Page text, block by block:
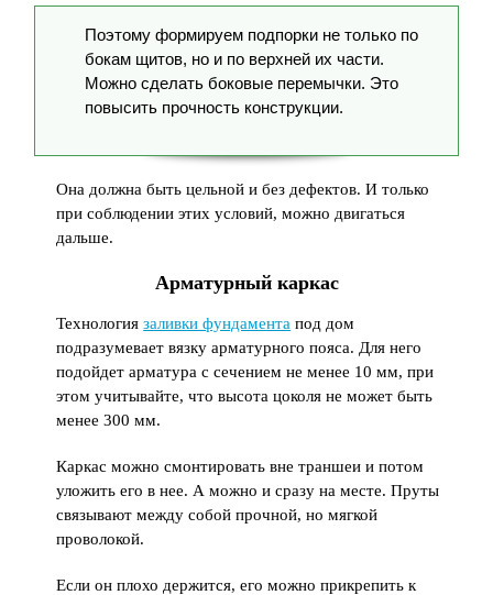
Поэтому формируем подпорки не только по
бокам щитов, но и по верхней их части.
Можно сделать боковые перемычки. Это
повысить прочность конструкции.
Она должна быть цельной и без дефектов. И только
при соблюдении этих условий, можно двигаться
дальше.
Арматурный каркас
Технологиязаливки фундамента под дом
подразумевает вязку арматурного пояса. Для него
подойдет арматура с сечением не менее 10 мм, при
этом учитывайте, что высота цоколя не может быть
менее 300 мм.
Каркас можно смонтировать вне траншеи и потом
уложить его в нее. А можно и сразу на месте. Пруты
связывают между собой прочной, но мягкой
проволокой.
Если он плохо держится, его можно прикрепить к